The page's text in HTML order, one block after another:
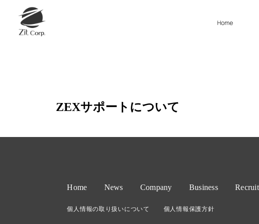
Home
ZEXサポートについて
Home News Company Business Recruit
個人情報の取り扱いについて 個人情報保護方針